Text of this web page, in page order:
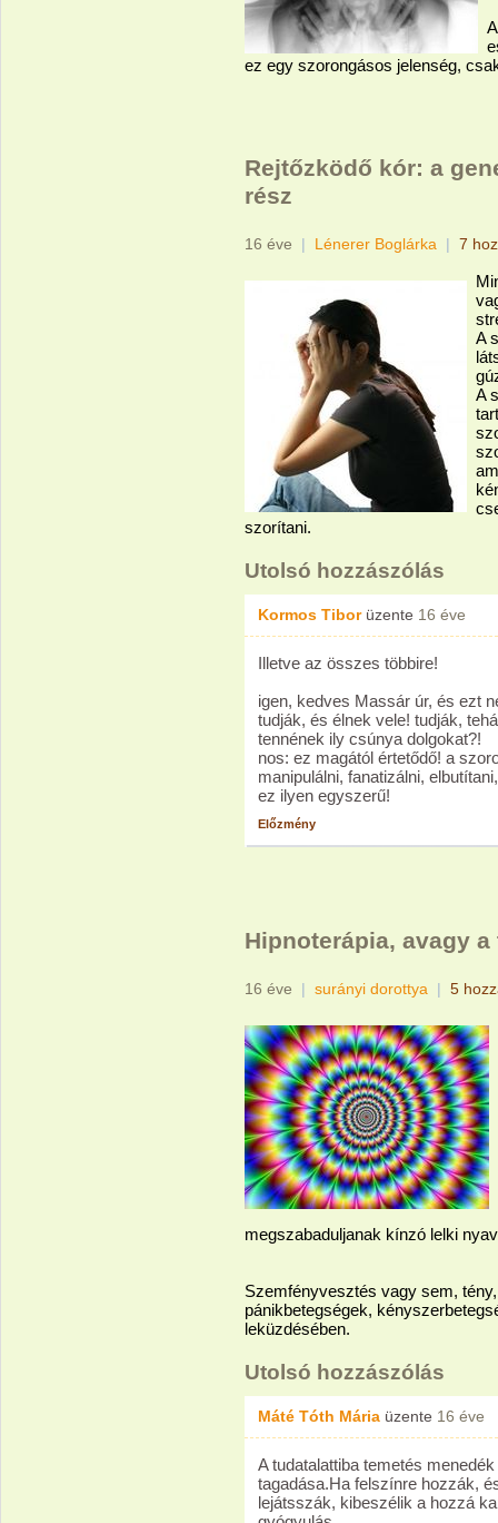
ez egy szorongásos jelenség,
Rejtőzködő kór: a
rész
16 éve | Lénerer Boglárka | 7
A
A
szorítani.
Utolsó hozzászólás
Kormos Tiborüzente 16 éve
Illetve az összes többire!
igen, kedves Massár úr, és ezt
tudják, és élnek vele! tudják,
tennének ily csúnya dolgokat?!
nos: ez magától értetődő! a
manipulálni, fanatizálni,
ez ilyen egyszerű!
Előzmény
Hipnoterápia, avagy
16 éve | surányi dorottya | 5
megszabaduljanak kínzó lelki
Szemfényvesztés vagy sem,
pánikbetegségek,
leküzdésében.
Utolsó hozzászólás
Máté Tóth Mária üzente 16 éve
A tudatalattiba temetés
tagadása.Ha felszínre hozzák,
lejátsszák, kibeszélik a hozzá